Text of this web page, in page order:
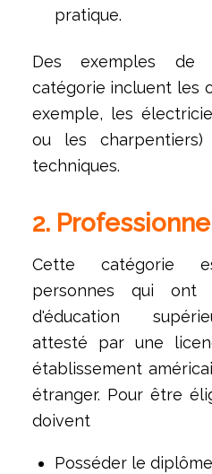
pratique.
Des exemples de
catégorie incluent les
exemple, les
ou les
techniques.
2.
Cette catégorie
personnes qui ont
d'éducation
attesté par une
établissement
étranger. Pour être
doivent
Posséder le